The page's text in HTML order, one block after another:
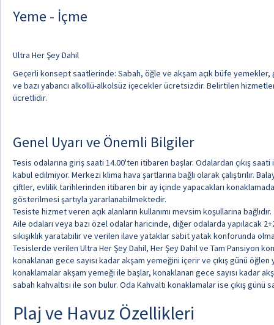
Yeme - İçme
Ultra Her Şey Dahil
Geçerli konsept saatlerinde: Sabah, öğle ve akşam açık büfe
ve bazı yabancı alkollü-alkolsüz içecekler ücretsizdir. Belirtilen
ücretlidir.
Genel Uyarı ve Önemli Bilgiler
Tesis odalarına giriş saati 14.00'ten itibaren başlar. Odalardan çıkış
kabul edilmiyor. Merkezi klima hava şartlarına bağlı olarak çalıştırılır.
çiftler, evlilik tarihlerinden itibaren bir ay içinde yapacakları
gösterilmesi şartıyla yararlanabilmektedir.
Tesiste hizmet veren açık alanların kullanımı mevsim koşullarına bağlıdır.
Aile odaları veya bazı özel odalar haricinde, diğer odalarda yapılacak
sıkışıklık yaratabilir ve verilen ilave yataklar sabit yatak konforunda
Tesislerde verilen Ultra Her Şey Dahil, Her Şey Dahil ve Tam Pansiyon
konaklanan gece sayısı kadar akşam yemeğini içerir ve çıkış günü
konaklamalar akşam yemeği ile başlar, konaklanan gece sayısı kadar
sabah kahvaltısı ile son bulur. Oda Kahvaltı konaklamalar ise çıkış günü
Plaj ve Havuz Özellikleri